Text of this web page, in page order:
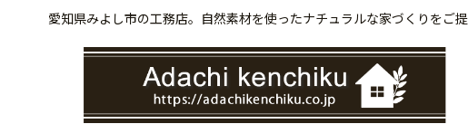
愛知県みよし市の工務店。自然素材を使ったナチュラルな家づくりをご